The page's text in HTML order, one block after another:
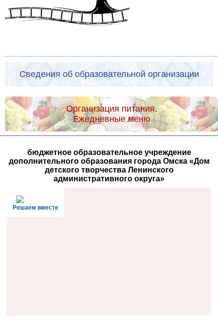
Сведения об образовательной организации
Организация питания.
Ежедневные меню
бюджетное образовательное учреждение
дополнительного образования города Омска «Дом
детского творчества Ленинского
административного округа»
Решаем вместе